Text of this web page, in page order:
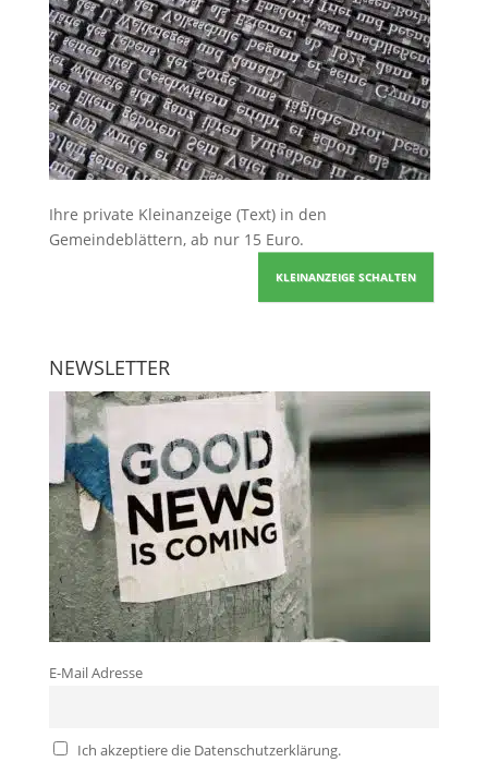
Ihre private Kleinanzeige (Text) in den
Gemeindeblättern, ab nur 15 Euro.
KLEINANZEIGE SCHALTEN
NEWSLETTER
E-Mail Adresse
Ich akzeptiere die Datenschutzerklärung.